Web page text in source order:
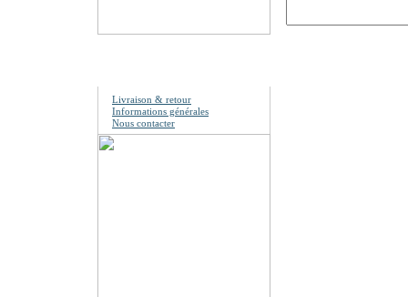
Livraison & retour
Informations générales
Nous contacter